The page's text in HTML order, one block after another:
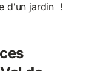
d'un jardin !